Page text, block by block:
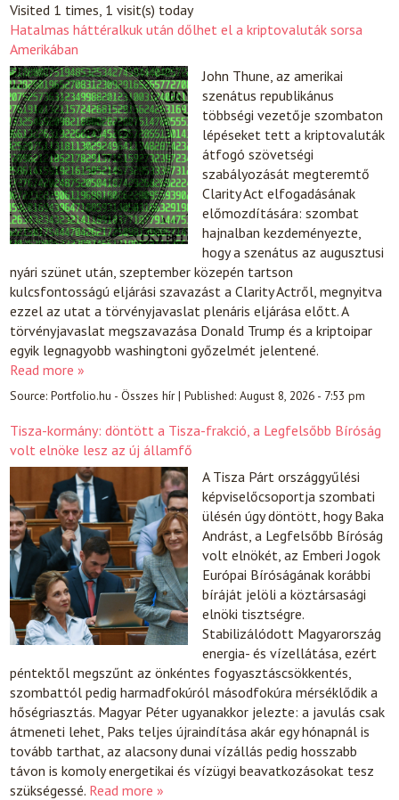
Visited 1 times, 1 visit(s) today
Hatalmas háttéralkuk után dőlhet el a kriptovaluták sorsa
Amerikában
John Thune, az amerikai
szenátus republikánus
többségi vezetője szombaton
lépéseket tett a kriptovaluták
átfogó szövetségi
szabályozását megteremtő
Clarity Act elfogadásának
előmozdítására: szombat
hajnalban kezdeményezte,
hogy a szenátus az augusztusi
nyári szünet után, szeptember közepén tartson
kulcsfontosságú eljárási szavazást a Clarity Actről, megnyitva
ezzel az utat a törvényjavaslat plenáris eljárása előtt. A
törvényjavaslat megszavazása Donald Trump és a kriptoipar
egyik legnagyobb washingtoni győzelmét jelentené.
Read more »
Source:Portfolio.hu - Összes hír|Published:August 8, 2026 - 7:53 pm
Tisza-kormány: döntött a Tisza-frakció, a Legfelsőbb Bíróság
volt elnöke lesz az új államfő
A Tisza Párt országgyűlési
képviselőcsoportja szombati
ülésén úgy döntött, hogy Baka
Andrást, a Legfelsőbb Bíróság
volt elnökét, az Emberi Jogok
Európai Bíróságának korábbi
bíráját jelöli a köztársasági
elnöki tisztségre.
Stabilizálódott Magyarország
energia- és vízellátása, ezért
péntektől megszűnt az önkéntes fogyasztáscsökkentés,
szombattól pedig harmadfokúról másodfokúra mérséklődik a
hőségriasztás. Magyar Péter ugyanakkor jelezte: a javulás csak
átmeneti lehet, Paks teljes újraindítása akár egy hónapnál is
tovább tarthat, az alacsony dunai vízállás pedig hosszabb
távon is komoly energetikai és vízügyi beavatkozásokat tesz
szükségessé. Read more »